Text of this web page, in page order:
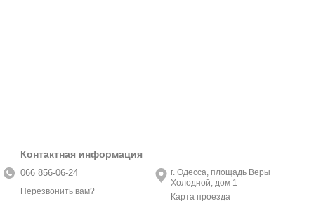
Контактная информация
066 856-06-24
Перезвонить вам?
г. Одесса, площадь Веры
Холодной, дом 1
Карта проезда